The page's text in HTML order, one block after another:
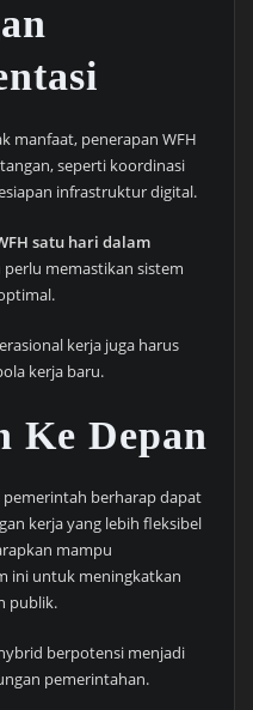
manfaat, penerapan WFH
seperti koordinasi
infrastruktur digital.
satu hari dalam
memastikan sistem
kerja juga harus
kerja baru.
Ke Depan
pemerintah berharap dapat
kerja yang lebih fleksibel
mampu
ini untuk meningkatkan
publik.
berpotensi menjadi
pemerintahan.